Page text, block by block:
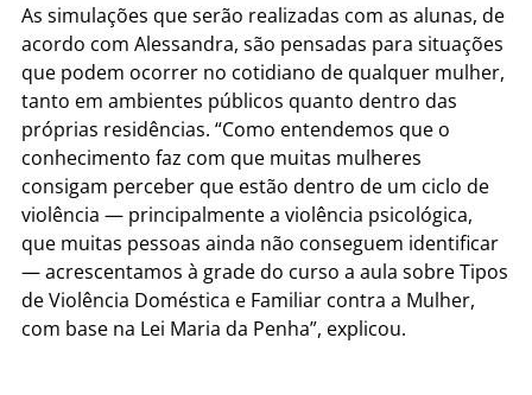
As simulações que serão realizadas com as alunas, de
acordo com Alessandra, são pensadas para situações
que podem ocorrer no cotidiano de qualquer mulher,
tanto em ambientes públicos quanto dentro das
próprias residências. “Como entendemos que o
conhecimento faz com que muitas mulheres
consigam perceber que estão dentro de um ciclo de
violência — principalmente a violência psicológica,
que muitas pessoas ainda não conseguem identificar
— acrescentamos à grade do curso a aula sobre Tipos
de Violência Doméstica e Familiar contra a Mulher,
com base na Lei Maria da Penha”, explicou.